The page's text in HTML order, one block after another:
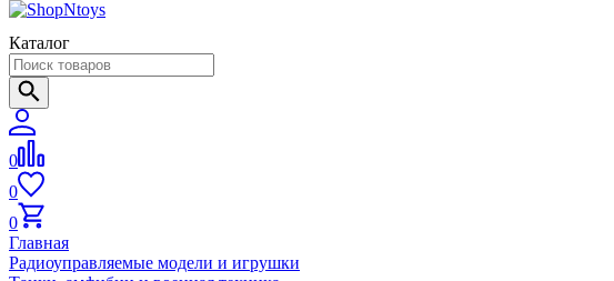
Каталог
0
0
0
Главная
Радиоуправляемые модели и игрушки